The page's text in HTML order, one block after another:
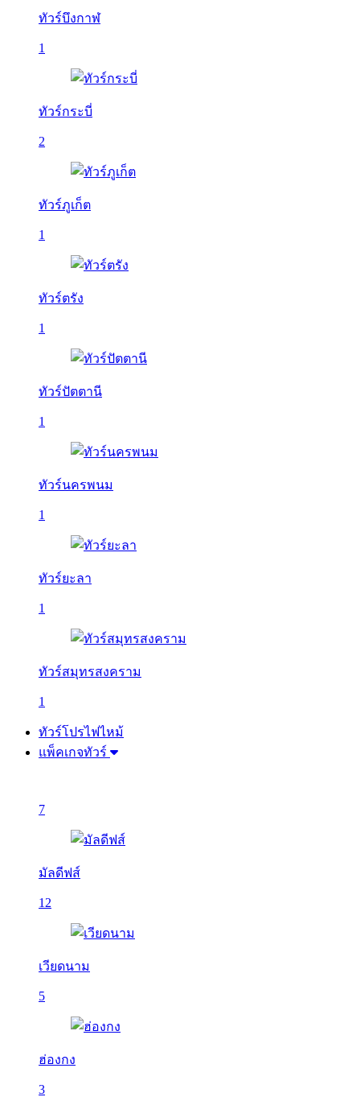
ทัวร์บึงกาฬ
1
ทัวร์กระบี่
2
ทัวร์ภูเก็ต
1
ทัวร์ตรัง
1
ทัวร์ปัตตานี
1
ทัวร์นครพนม
1
ทัวร์ยะลา
1
ทัวร์สมุทรสงคราม
1
ทัวร์โปรไฟไหม้
แพ็คเกจทัวร์
7
มัลดีฟส์
12
เวียดนาม
5
ฮ่องกง
3